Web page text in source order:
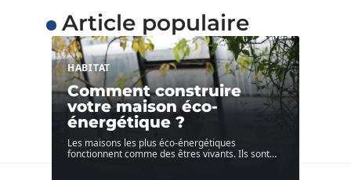
Article populaire
HABITAT
Comment construire
votre maison éco-
énergétique ?
Les maisons les plus éco-énergétiques
fonctionnent comme des êtres vivants. Ils sont…